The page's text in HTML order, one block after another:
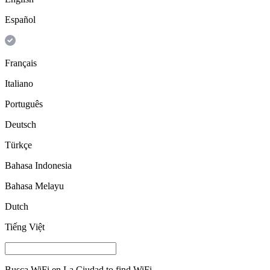
Español
Français
Italiano
Português
Deutsch
Türkçe
Bahasa Indonesia
Bahasa Melayu
Dutch
Tiếng Việt